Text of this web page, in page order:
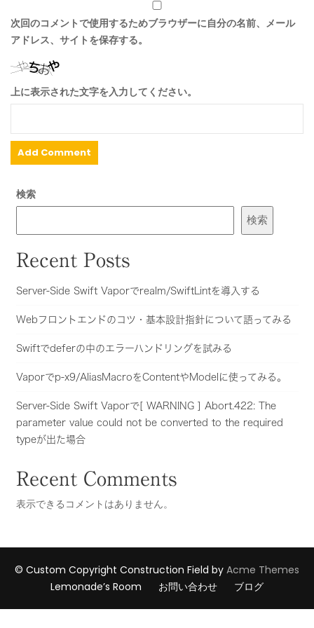
次回のコメントで使用するためブラウザーに自分の名前、メール
アドレス、サイトを保存する。
上に表示された文字を入力してください。
検索
検索
Recent Posts
Server-Side Swift Vaporでrealm/SwiftLintを導入する
Webフロントエンドのコツ・基本設計指針について語ってみる
Swiftでdeferの中のエラーハンドリングを試みる
Vaporでp-x9/AliasMacroをContentやModelに使ってみる。
Server-Side Swift Vaporで[ WARNING ] Abort.422: The
parameter value could not be converted to the required
typeが出た場合
Recent Comments
表示できるコメントはありません。
© Custom Copyright Construction Field by Acme Themes
Lemonade’s Room
お問い合わせ ブログ